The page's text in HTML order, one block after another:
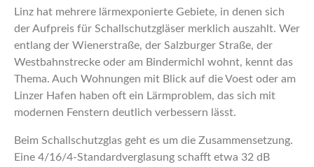
Linz hat mehrere lärmexponierte Gebiete, in denen sich
der Aufpreis für Schallschutzgläser merklich auszahlt. Wer
entlang der Wienerstraße, der Salzburger Straße, der
Westbahnstrecke oder am Bindermichl wohnt, kennt das
Thema. Auch Wohnungen mit Blick auf die Voest oder am
Linzer Hafen haben oft ein Lärmproblem, das sich mit
modernen Fenstern deutlich verbessern lässt.
Beim Schallschutzglas geht es um die Zusammensetzung.
Eine 4/16/4-Standardverglasung schafft etwa 32 dB